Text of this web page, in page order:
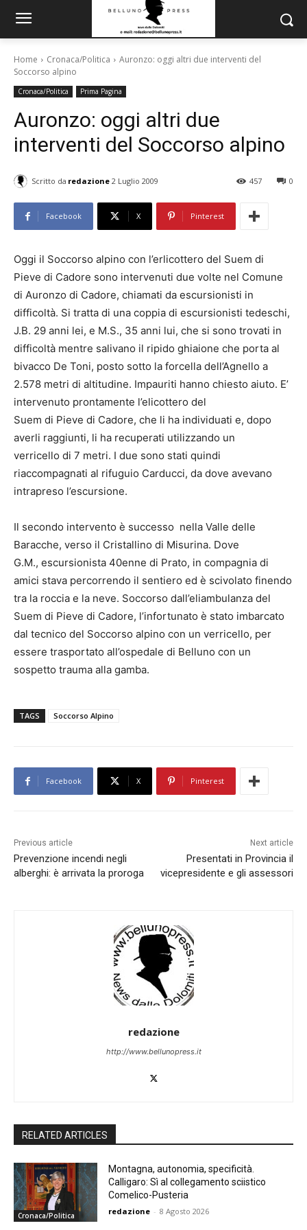
Home Cronaca/Politica
Auronzo: oggi altri due interventi del
Soccorso alpino
Cronaca/Politica Prima Pagina
Auronzo: oggi altri due
interventi del Soccorso alpino
Scritto da redazione 2 Luglio 2009 0
457
Facebook X Pinterest
Oggi il Soccorso alpino con l’erlicottero del Suem di
Pieve di Cadore sono intervenuti due volte nel Comune
di Auronzo di Cadore, chiamati da escursionisti in
difficoltà. Si tratta di una coppia di escursionisti tedeschi,
J.B. 29 anni lei, e M.S., 35 anni lui, che si sono trovati in
difficoltà mentre salivano il ripido ghiaione che porta al
bivacco De Toni, posto sotto la forcella dell’Agnello a
2.578 metri di altitudine. Impauriti hanno chiesto aiuto. E’
intervenuto prontamente l’elicottero del
Suem di Pieve di Cadore, che li ha individuati e, dopo
averli raggiunti, li ha recuperati utilizzando un
verricello di 7 metri. I due sono stati quindi
riaccompagnati al rifuguio Carducci, da dove avevano
intrapreso l’escursione.
Il secondo intervento è successo nella Valle delle
Baracche, verso il Cristallino di Misurina. Dove
G.M., escursionista 40enne di Prato, in compagnia di
amici stava percorrendo il sentiero ed è scivolato finendo
tra la roccia e la neve. Soccorso dall’eliambulanza del
Suem di Pieve di Cadore, l’infortunato è stato imbarcato
dal tecnico del Soccorso alpino con un verricello, per
essere trasportato all’ospedale di Belluno con un
sospetto trauma alla gamba.
TAGS Soccorso Alpino
Facebook X Pinterest
Previous article
Prevenzione incendi negli
alberghi: è arrivata la proroga
Next article
Presentati in Provincia il
vicepresidente e gli assessori
redazione
http://www.bellunopress.it
RELATED ARTICLES
Cronaca/Politica
Montagna, autonomia, specificità.
Calligaro: Sì al collegamento sciistico
Comelico-Pusteria
redazione - 8 Agosto 2026